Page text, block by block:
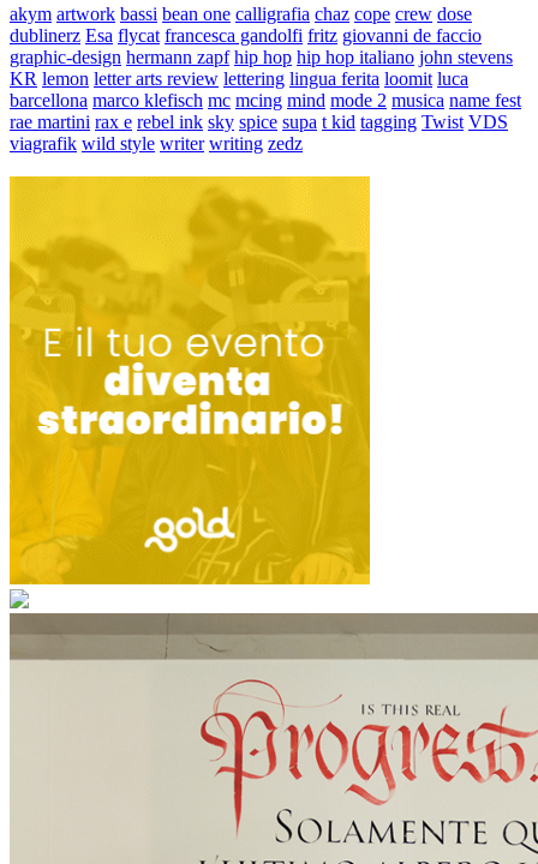
akym artwork bassi bean one calligrafia chaz cope crew dose
dublinerz Esa flycat francesca gandolfi fritz giovanni de faccio
graphic-design hermann zapf hip hop hip hop italiano john stevens
KR lemon letter arts review lettering lingua ferita loomit luca
barcellona marco klefisch mc mcing mind mode 2 musica name fest
rae martini rax e rebel ink sky spice supa t kid tagging Twist VDS
viagrafik wild style writer writing zedz